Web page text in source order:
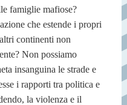
famiglie mafiose?
che estende i propri
continenti non
Non possiamo
insanguina le strade e
i rapporti tra politica e
la violenza e il